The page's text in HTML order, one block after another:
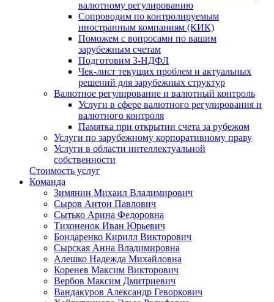
валютному регулированию
Сопроводим по контролируемым
иностранным компаниям (КИК)
Поможем с вопросами по вашим
зарубежным счетам
Подготовим 3-НДФЛ
Чек-лист текущих проблем и актуальных
решений для зарубежных структур
Валютное регулирование и валютный контроль
Услуги в сфере валютного регулирования и
валютного контроля
Памятка при открытии счета за рубежом
Услуги по зарубежному корпоративному праву
Услуги в области интеллектуальной
собственности
Стоимость услуг
Команда
Зимянин Михаил Владимирович
Сыров Антон Павлович
Сытько Арина Федоровна
Тихоненок Иван Юрьевич
Бондаренко Кирилл Викторович
Сырская Анна Владимировна
Алешко Надежда Михайловна
Коренев Максим Викторович
Вербов Максим Дмитриевич
Вандакуров Александр Геворкович